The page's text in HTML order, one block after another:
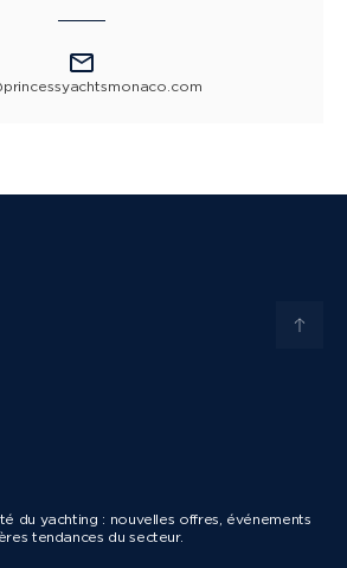
du yachting : nouvelles offres, événements
tendances du secteur.